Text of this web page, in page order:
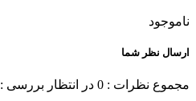
ناموجود
ارسال نظر شما
مجموع نظرات : 0 در انتظار بررسی : 0